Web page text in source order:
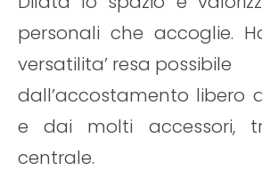
personali che accoglie.
versatilita’ resa possibile
dall’accostamento libero
e dai molti accessori,
centrale.